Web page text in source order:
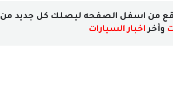
من اسفل الصفحه ليصلك كل جديد من
وأخراخبار السيارات